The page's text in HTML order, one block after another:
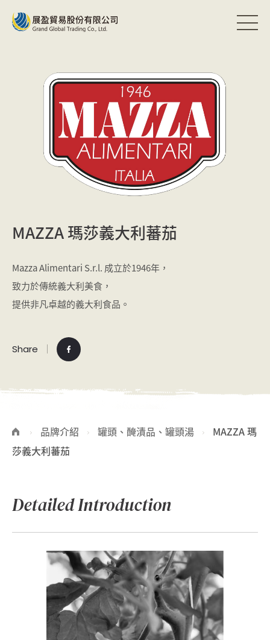
MAZZA 瑪莎義大利蕃茄
Mazza Alimentari S.r.l. 成立於1946年，
致力於傳統義大利美食，
提供非凡卓越的義大利食品。
Share
品牌介紹 罐頭、醃漬品、罐頭湯
MAZZA 瑪
莎義大利蕃茄
Detailed Introduction